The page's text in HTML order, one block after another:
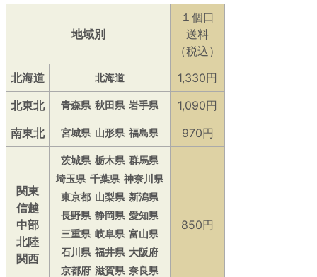
地域別
１個口
送料
（税込）
北海道
北海道
1,330円
北東北
青森県 秋田県 岩手県
1,090円
南東北
宮城県 山形県 福島県 970円
関東
信越
中部
北陸
関西
茨城県 栃木県 群馬県
埼玉県 千葉県 神奈川県
東京都 山梨県 新潟県
長野県 静岡県 愛知県
三重県 岐阜県 富山県
石川県 福井県 大阪府
京都府 滋賀県 奈良県
850円